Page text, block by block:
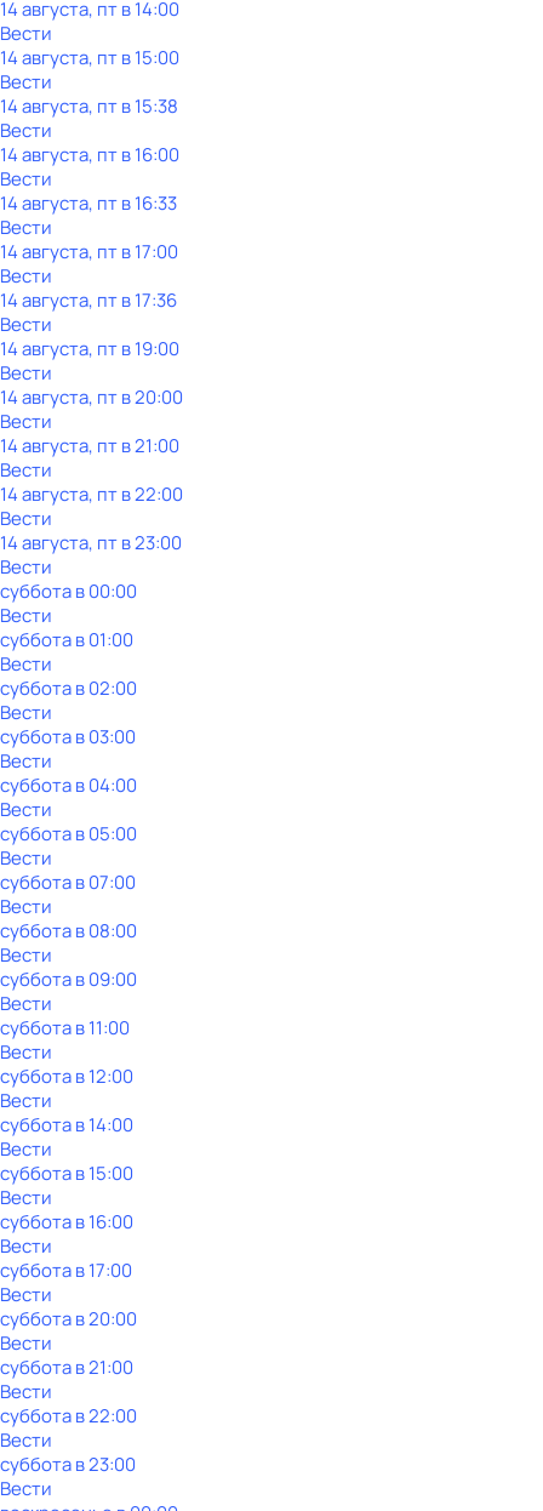
14 августа, пт в 14:00
Вести
14 августа, пт в 15:00
Вести
14 августа, пт в 15:38
Вести
14 августа, пт в 16:00
Вести
14 августа, пт в 16:33
Вести
14 августа, пт в 17:00
Вести
14 августа, пт в 17:36
Вести
14 августа, пт в 19:00
Вести
14 августа, пт в 20:00
Вести
14 августа, пт в 21:00
Вести
14 августа, пт в 22:00
Вести
14 августа, пт в 23:00
Вести
субботав00:00
Вести
субботав01:00
Вести
субботав02:00
Вести
субботав03:00
Вести
субботав04:00
Вести
субботав05:00
Вести
субботав07:00
Вести
субботав08:00
Вести
субботав09:00
Вести
субботав11:00
Вести
субботав12:00
Вести
субботав14:00
Вести
субботав15:00
Вести
субботав16:00
Вести
субботав17:00
Вести
субботав20:00
Вести
субботав21:00
Вести
субботав22:00
Вести
субботав23:00
Вести